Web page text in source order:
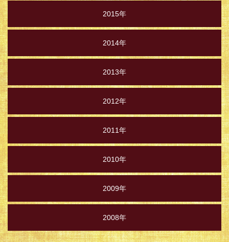
2015年
2014年
2013年
2012年
2011年
2010年
2009年
2008年